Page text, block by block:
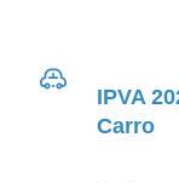
IPVA
Carro